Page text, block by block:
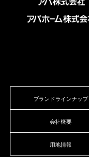
ブランドラインナップ
会社概要
用地情報